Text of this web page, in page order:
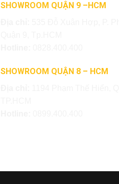
SHOWROOM QUẬN 9 –HCM
SHOWROOM QUẬN 8 – HCM